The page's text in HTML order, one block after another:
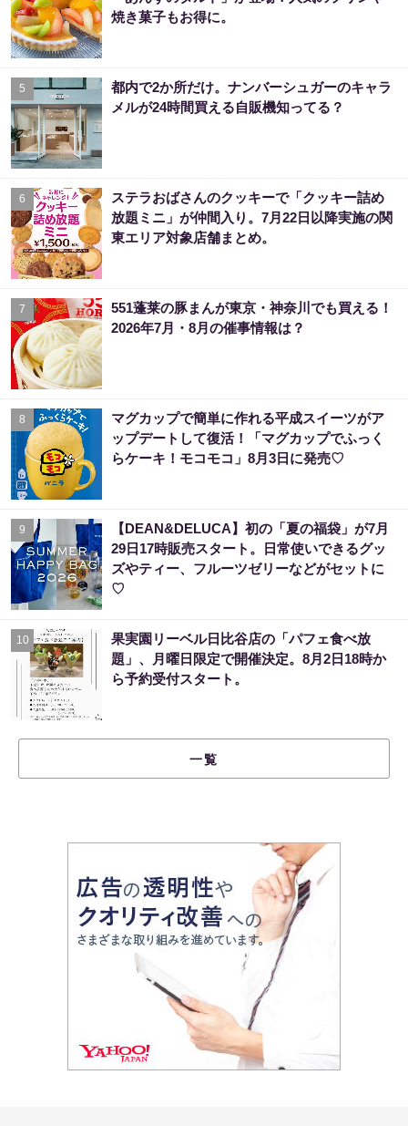
焼き菓子もお得に。
5
都内で2か所だけ。ナンバーシュガーのキャラ
メルが24時間買える自販機知ってる？
6
ステラおばさんのクッキーで「クッキー詰め
放題ミニ」が仲間入り。7月22日以降実施の関
東エリア対象店舗まとめ。
7
551蓬莱の豚まんが東京・神奈川でも買える！
2026年7月・8月の催事情報は？
8
マグカップで簡単に作れる平成スイーツがア
ップデートして復活！「マグカップでふっく
らケーキ！モコモコ」8月3日に発売♡
9
【DEAN&DELUCA】初の「夏の福袋」が7月
29日17時販売スタート。日常使いできるグッ
ズやティー、フルーツゼリーなどがセットに
♡
10
果実園リーベル日比谷店の「パフェ食べ放
題」、月曜日限定で開催決定。8月2日18時か
ら予約受付スタート。
一覧